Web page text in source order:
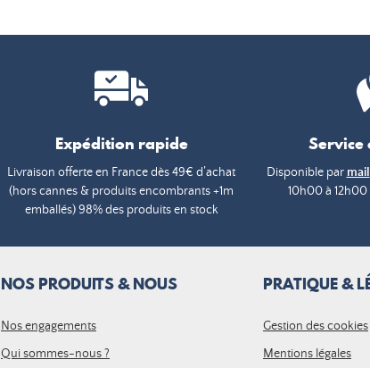
Expédition rapide
Livraison offerte en France dès 49€ d’achat
(hors cannes & produits encombrants +1m
emballés) 98% des produits en stock
Service
Disponible par mail
10h00 à
NOS PRODUITS & NOUS
Nos engagements
Qui sommes-nous ?
PRATIQUE &
Gestion des cookies
Mentions légales